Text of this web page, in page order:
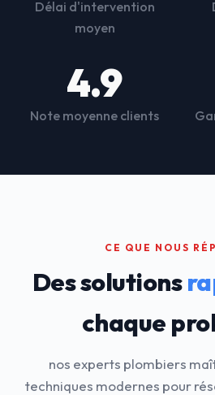
Délai d'intervention
moyen
4.9
Note moyenne clients
CE QUE NOUS
Des solutions
chaque
nos experts plombiers
techniques modernes pour